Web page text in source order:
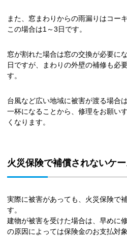
また、窓まわりからの雨漏りはコー
この場合は1～3日です。
窓が割れた場合は窓の交換が必要に
日ですが、まわりの外壁の補修も必
す。
台風など広い地域に被害が渡る場合
一杯になることから、修理をお願い
くなります。
火災保険で補償されないケ
実際に被害があっても、火災保険で
す。
建物が被害を受けた場合は、早めに
の原因によっては保険金のお支払対